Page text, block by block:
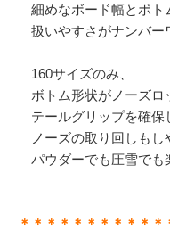
細めなボード幅とボト
扱いやすさがナンバー
160サイズのみ、
ボトム形状がノーズロ
テールグリップを確保
ノーズの取り回しもし
パウダーでも圧雪でも
＊＊＊＊＊＊＊＊＊＊＊